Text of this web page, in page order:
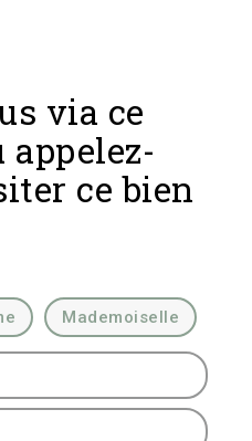
via ce
ce bien
Mademoiselle